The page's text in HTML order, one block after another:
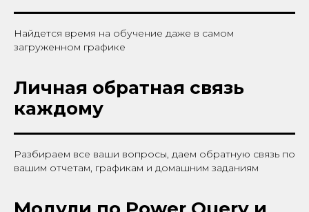
Найдется время на обучение даже в самом
загруженном графике
Личная обратная связь
каждому
Разбираем все ваши вопросы, даем обратную связь по
вашим отчетам, графикам и домашним заданиям